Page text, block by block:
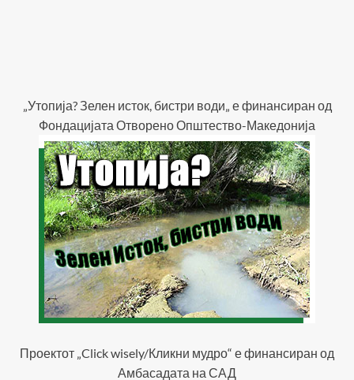
„Утопија? Зелен исток, бистри води„ е финансиран од
Фондацијата Отворено Општество-Македонија
Проектот „Click wisely/Кликни мудро“ е финансиран од
Амбасадата на САД